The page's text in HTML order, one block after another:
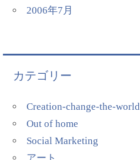
2006年7月
カテゴリー
Creation-change-the-world
Out of home
Social Marketing